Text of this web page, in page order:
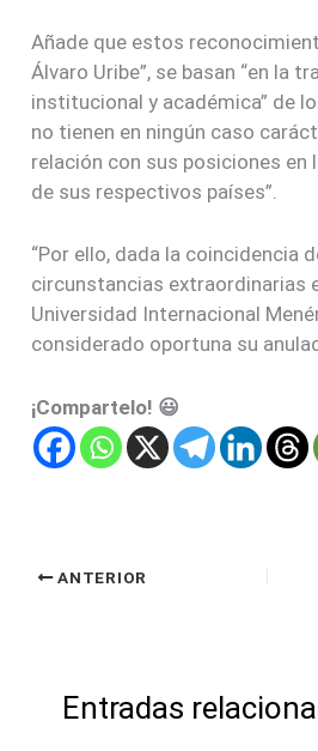
Añade que estos
Álvaro Uribe”, se basan “en la
institucional y académica” de
no tienen en ningún caso
relación con sus posiciones
de sus respectivos países”.
“Por ello, dada la coincidencia
circunstancias extraordinarias
Universidad Internacional
considerado oportuna su
¡Compartelo! 😃
ANTERIOR
Entradas